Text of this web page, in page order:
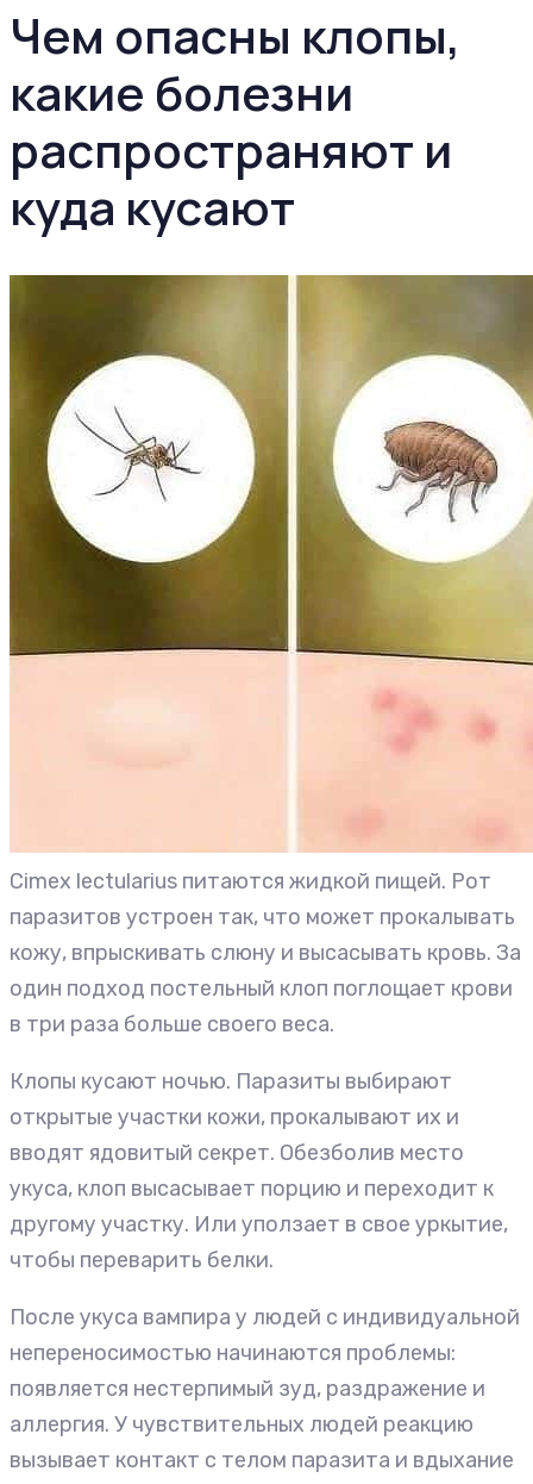
Чем опасны клопы,
какие болезни
распространяют и
куда кусают
Cimex lectularius питаются жидкой пищей. Рот
паразитов устроен так, что может прокалывать
кожу, впрыскивать слюну и высасывать кровь. За
один подход постельный клоп поглощает крови
в три раза больше своего веса.
Клопы кусают ночью. Паразиты выбирают
открытые участки кожи, прокалывают их и
вводят ядовитый секрет. Обезболив место
укуса, клоп высасывает порцию и переходит к
другому участку. Или уползает в свое уркытие,
чтобы переварить белки.
После укуса вампира у людей с индивидуальной
непереносимостью начинаются проблемы:
появляется нестерпимый зуд, раздражение и
аллергия. У чувствительных людей реакцию
вызывает контакт с телом паразита и вдыхание